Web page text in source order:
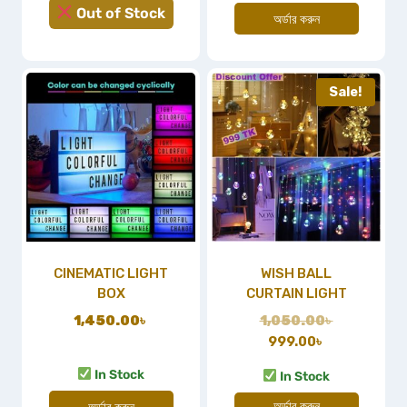
Out of Stock অর্ডার করুন
CINEMATIC LIGHT
BOX
1,450.00৳
In Stock
Sale!
WISH BALL
CURTAIN LIGHT
1,050.00৳
999.00৳
In Stock